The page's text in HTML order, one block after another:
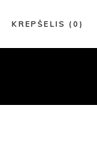
KREPŠELIS (0)